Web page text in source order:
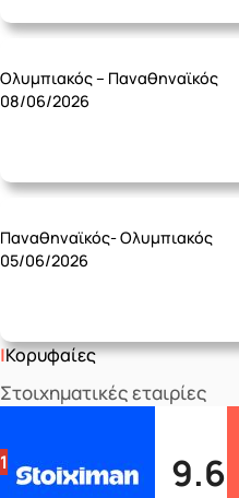
Ολυμπιακός – Παναθηναϊκός
08/06/2026
Παναθηναϊκός- Ολυμπιακός
05/06/2026
Κορυφαίες
Στοιχηματικές εταιρίες
1 9.6